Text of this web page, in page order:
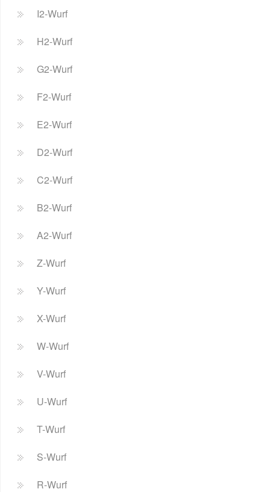
I2-Wurf
H2-Wurf
G2-Wurf
F2-Wurf
E2-Wurf
D2-Wurf
C2-Wurf
B2-Wurf
A2-Wurf
Z-Wurf
Y-Wurf
X-Wurf
W-Wurf
V-Wurf
U-Wurf
T-Wurf
S-Wurf
R-Wurf